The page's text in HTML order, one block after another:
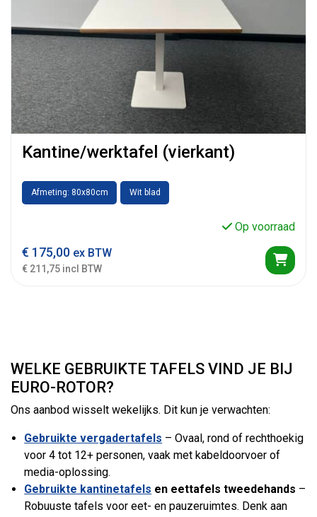
Kantine/werktafel (vierkant)
Afmeting: 80x80cm Wit blad
Op voorraad
€ 175,00 ex BTW
€ 211,75 incl BTW
WELKE GEBRUIKTE TAFELS VIND JE BIJ
EURO-ROTOR?
Ons aanbod wisselt wekelijks. Dit kun je verwachten:
Gebruikte vergadertafels – Ovaal, rond of rechthoekig
voor 4 tot 12+ personen, vaak met kabeldoorvoer of
media-oplossing.
Gebruikte kantinetafels en eettafels tweedehands –
Robuuste tafels voor eet- en pauzeruimtes. Denk aan